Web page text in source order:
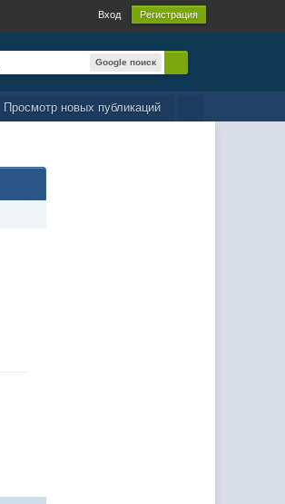
Вход Регистрация
Google поиск
Просмотр новых публикаций